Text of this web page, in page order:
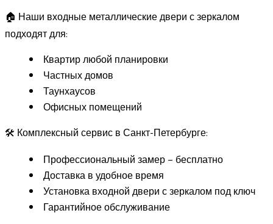
🏠 Наши входные металлические двери с зеркалом
подходят для:
Квартир любой планировки
Частных домов
Таунхаусов
Офисных помещений
🛠️ Комплексный сервис в Санкт-Петербурге:
Профессиональный замер – бесплатно
Доставка в удобное время
Установка входной двери с зеркалом под ключ
Гарантийное обслуживание